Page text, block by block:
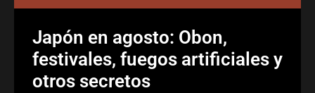
Japón en agosto: Obon,
festivales, fuegos artificiales y
otros secretos